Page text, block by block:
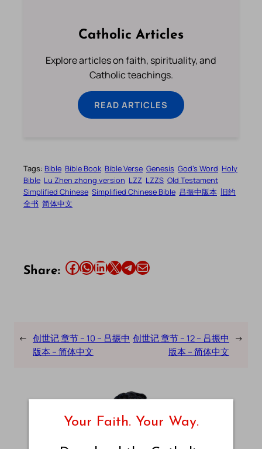
Catholic Articles
Explore articles on faith, spirituality, and
Catholic teachings.
READ ARTICLES
Tags: Bible Bible Book Bible Verse Genesis God’s Word Holy
Bible Lu Zhen zhong version LZZ LZZS Old Testament
Simplified Chinese Simplified Chinese Bible 吕振中版本 旧约
全书 简体中文
Share: Share this article on Facebook Share this article on WhatsApp Share this article on LinkedIn Share this article on X Share this article on TelegramEmail this Article
← 创世记 章节 – 10 – 吕振中
版本 – 简体中文
创世记 章节 – 12 – 吕振中
版本 – 简体中文
→
Your Faith. Your Way.